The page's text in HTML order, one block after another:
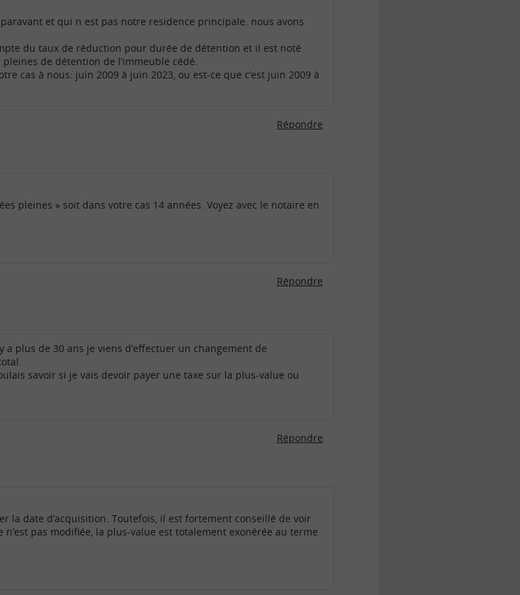
et qui n est pas notre residence principale. nous avons
du taux de réduction pour durée de détention et il est noté
de détention de l’immeuble cédé.
cas à nous: juin 2009 à juin 2023, ou est-ce que c’est juin 2009 à
Répondre
pleines » soit dans votre cas 14 années. Voyez avec le notaire en
Répondre
a plus de 30 ans je viens d’effectuer un changement de
savoir si je vais devoir payer une taxe sur la plus-value ou
Répondre
la date d’acquisition. Toutefois, il est fortement conseillé de voir
pas modifiée, la plus-value est totalement exonérée au terme